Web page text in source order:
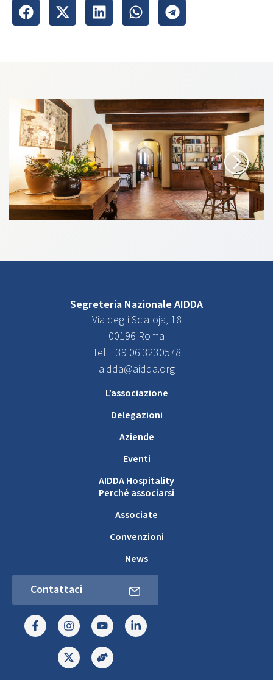
Segreteria Nazionale AIDDA
Via degli Scialoja, 18
00196 Roma
Tel. +39 06 3230578
aidda@aidda.org
L’associazione
Delegazioni
Aziende
Eventi
AIDDA Hospitality
Perché associarsi
Associate
Convenzioni
News
Contattaci